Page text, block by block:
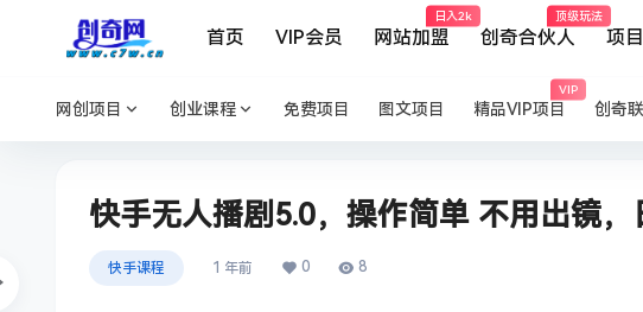
首页 VIP会员 网站加盟
日入2k
创奇合伙人
顶级玩法
项
网创项目 创业课程 免费项目 图文项目 精品VIP项目
VIP
创奇
快手无人播剧5.0，操作简单 不用出镜
快手课程 1 年前 0 8